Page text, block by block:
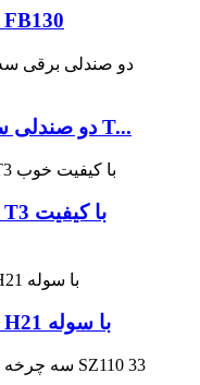
سه چرخه باربری برقی FB130
ZJ-150 دو صندلی سه چرخه برقی T...
سه چرخه باربری برقی H21 با سوله